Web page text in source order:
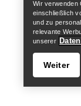
Wir verwenden
einschließlich
und zu
relevante
unserer
Weiter